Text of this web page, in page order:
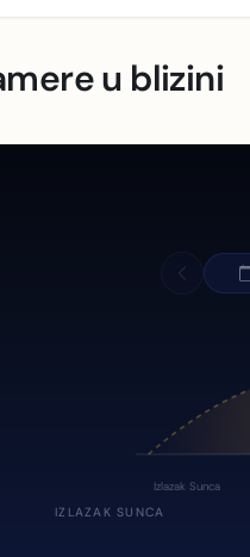
u blizini
Izlazak Sunca
IZLAZAK SUNCA